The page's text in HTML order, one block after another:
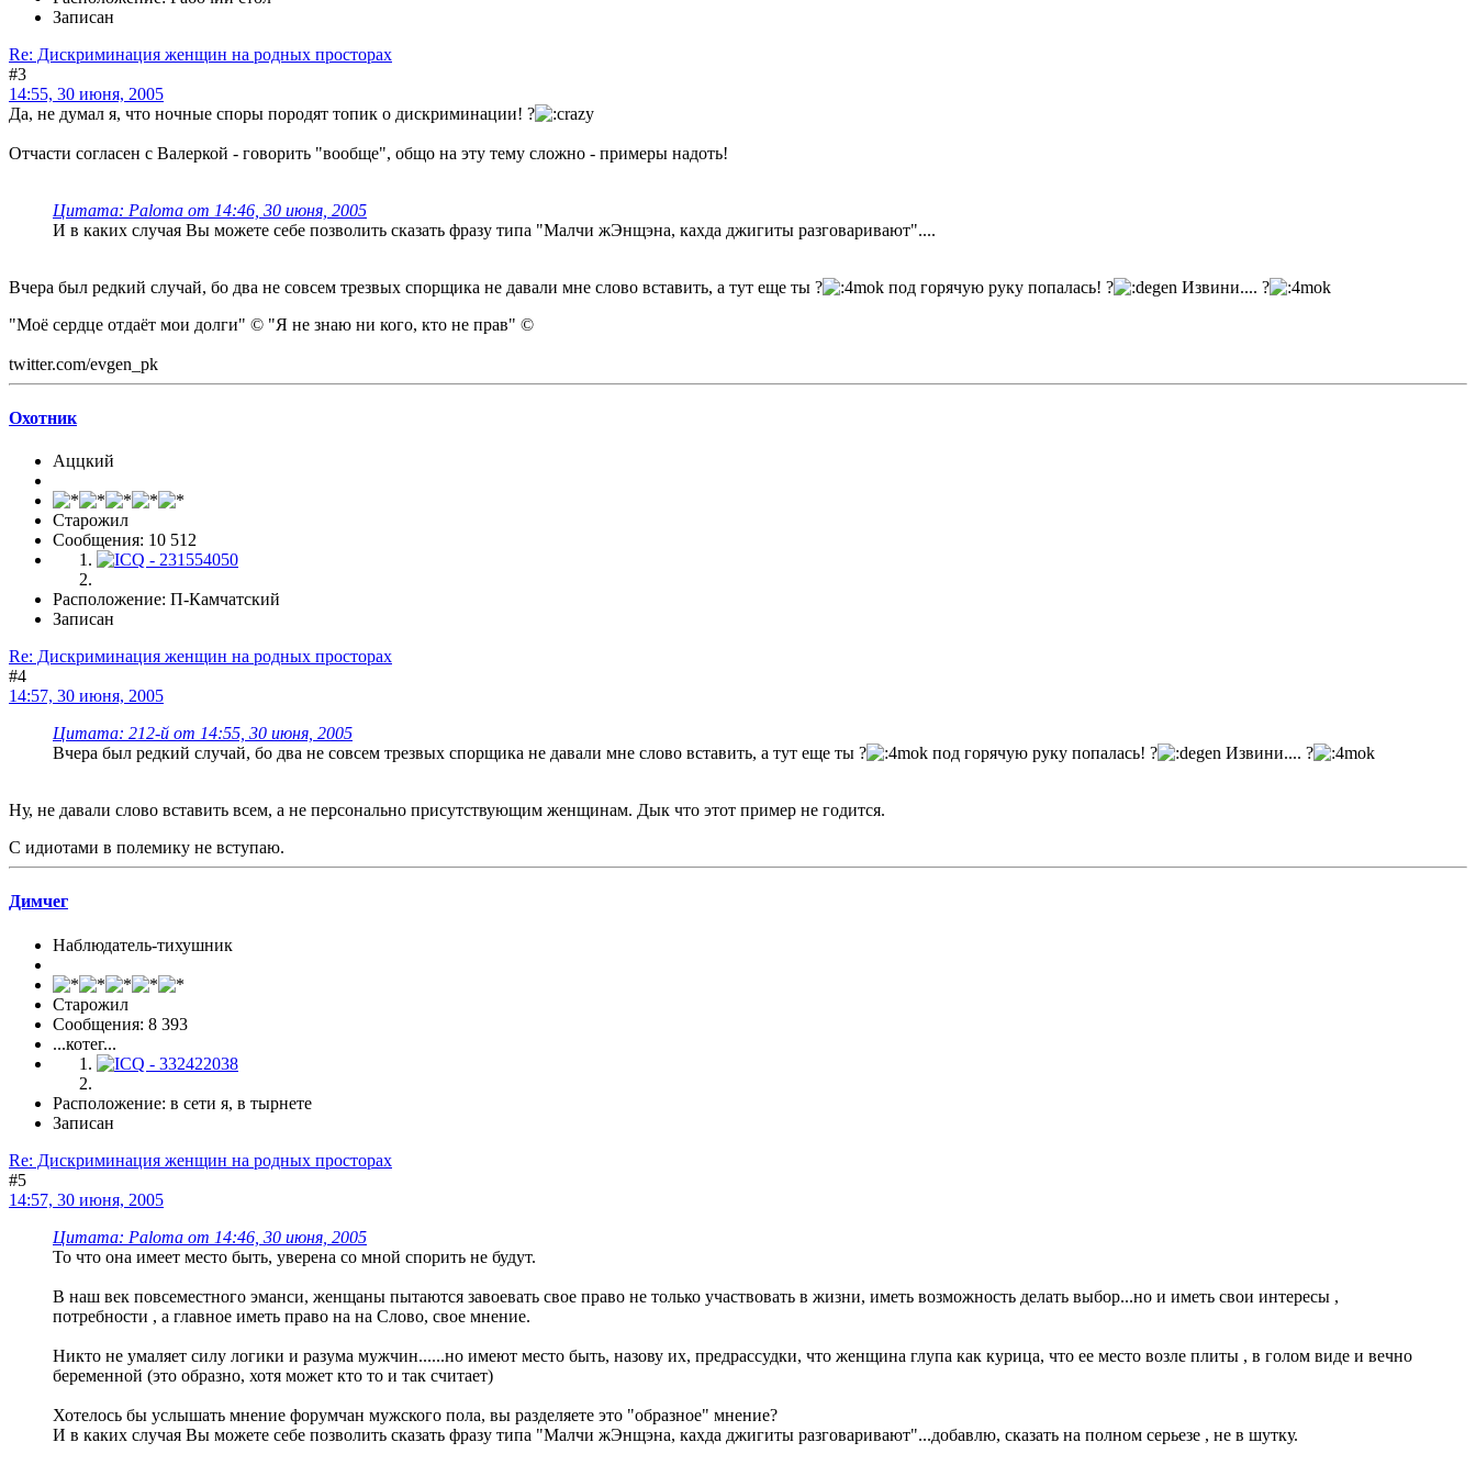
Записан
Re: Дискриминация женщин на родных просторах
#3
14:55, 30 июня, 2005
Да, не думал я, что ночные споры породят топик о дискриминации! ?
Отчасти согласен с Валеркой - говорить "вообще", общо на эту тему сложно - примеры надоть!
Цитата: Paloma от 14:46, 30 июня, 2005
И в каких случая Вы можете себе позволить сказать фразу типа "Малчи жЭнщэна, кахда джигиты разговаривают"....
Вчера был редкий случай, бо два не совсем трезвых спорщика не давали мне слово вставить, а тут еще ты ? под горячую руку попалась! ?
Извини.... ?
"Моё сердце отдаёт мои долги" © "Я не знаю ни кого, кто не прав" ©
twitter.com/evgen_pk
Охотник
Аццкий
Старожил
Сообщения: 10 512
Расположение: П-Камчатский
Записан
Re: Дискриминация женщин на родных просторах
#4
14:57, 30 июня, 2005
Цитата: 212-й от 14:55, 30 июня, 2005
Вчера был редкий случай, бо два не совсем трезвых спорщика не давали мне слово вставить, а тут еще ты ?
под горячую руку попалась! ? Извини.... ?
Ну, не давали слово вставить всем, а не персонально присутствующим женщинам. Дык что этот пример не годится.
С идиотами в полемику не вступаю.
Димчег
Наблюдатель-тихушник
Старожил
Сообщения: 8 393
...котег...
Расположение: в сети я, в тырнете
Записан
Re: Дискриминация женщин на родных просторах
#5
14:57, 30 июня, 2005
Цитата: Paloma от 14:46, 30 июня, 2005
То что она имеет место быть, уверена со мной спорить не будут.
В наш век повсеместного эманси, женщаны пытаются завоевать свое право не только участвовать в жизни, иметь возможность делать выбор...но и иметь свои интересы ,
потребности , а главное иметь право на на Слово, свое мнение.
Никто не умаляет силу логики и разума мужчин......но имеют место быть, назову их, предрассудки, что женщина глупа как курица, что ее место возле плиты , в голом виде и вечно
беременной (это образно, хотя может кто то и так считает)
Хотелось бы услышать мнение форумчан мужского пола, вы разделяете это "образное" мнение?
И в каких случая Вы можете себе позволить сказать фразу типа "Малчи жЭнщэна, кахда джигиты разговаривают"...добавлю, сказать на полном серьезе , не в шутку.